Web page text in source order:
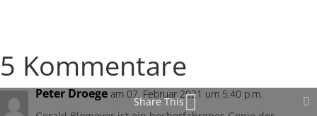
5 Kommentare
Peter Droege am 07. Februar 2021 um 5:40 p.m.
Share This